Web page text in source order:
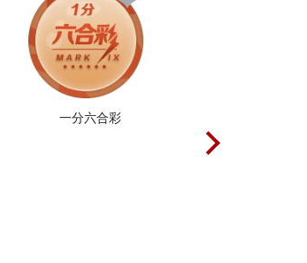
一分六合彩